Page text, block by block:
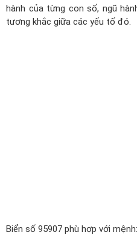
hành của từng con số, ngũ
tương khắc giữa các yếu tố đó.
Biển số 95907 phù hợp với mệnh: